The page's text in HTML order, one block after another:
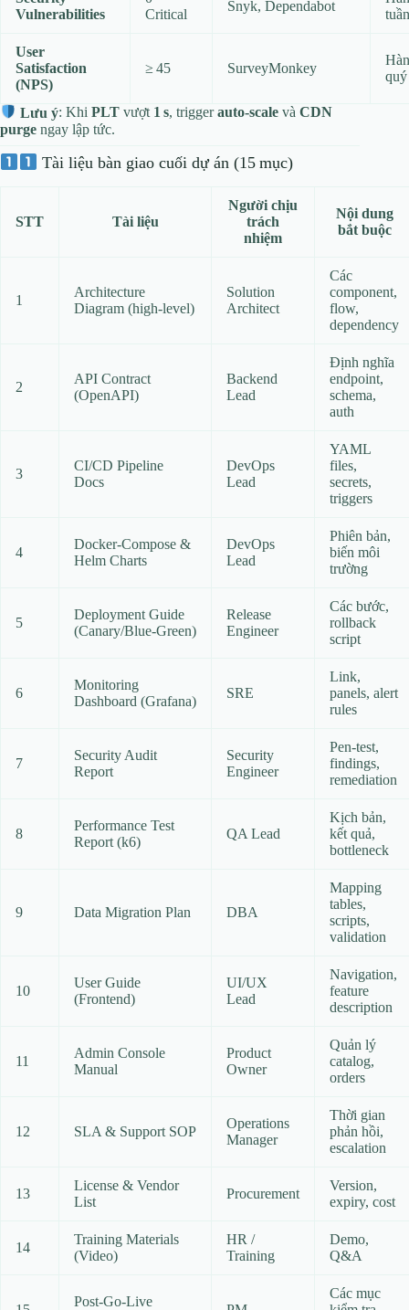
Vulnerabilities
Critical
Snyk, Dependabot
tuần
User
Satisfaction
(NPS)
≥ 45 SurveyMonkey
quý
Lưu ý: KhiPLT vượt 1 s, triggerauto‑scale vàCDN
purge ngay lập tức.
Tài liệu bàn giao cuối dự án (15 mục)
STT Tài liệu
Người chịu
trách
nhiệm
Nội dung
bắt buộc
1
Architecture
Diagram (high‑level)
Solution
Architect
Các
component,
flow,
dependency
2
API Contract
(OpenAPI)
Backend
Lead
Định nghĩa
endpoint,
schema,
auth
3
CI/CD Pipeline
Docs
DevOps
Lead
YAML
files,
secrets,
triggers
4
Docker‑Compose &
Helm Charts
DevOps
Lead
Phiên bản,
biến môi
trường
5
Deployment Guide
(Canary/Blue‑Green)
Release
Engineer
Các bước,
rollback
script
6
Monitoring
Dashboard (Grafana)
SRE
Link,
panels, alert
rules
7
Security Audit
Report
Security
Engineer
Pen‑test,
findings,
remediation
8
Performance Test
Report (k6)
QA Lead
Kịch bản,
kết quả,
bottleneck
9 Data Migration Plan DBA
Mapping
tables,
scripts,
validation
10
User Guide
(Frontend)
UI/UX
Lead
Navigation,
feature
description
11
Admin Console
Manual
Product
Owner
Quản lý
catalog,
orders
12 SLA & Support SOP
Operations
Manager
Thời gian
phản hồi,
escalation
13
License & Vendor
List
Procurement
Version,
expiry, cost
14
Training Materials
(Video)
HR /
Training
Demo,
Q&A
Post‑Go‑Live
Các mục